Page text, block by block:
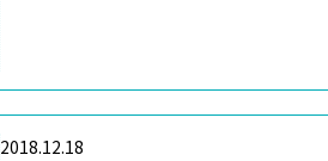
2018.12.18